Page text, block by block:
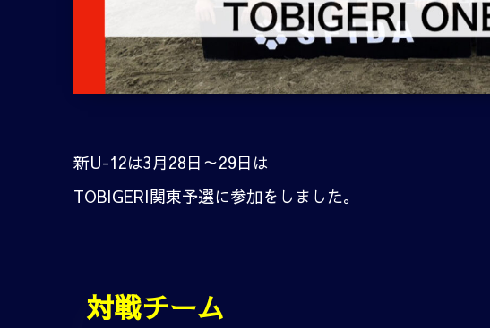
新U-12は3月28日～29日は
TOBIGERI関東予選に参加をしました。
対戦チーム